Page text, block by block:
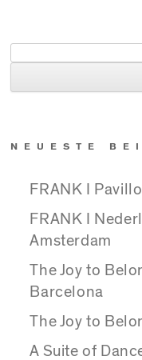
NEUESTE
FRANK I
FRANK I
Amsterdam
The Joy to
Barcelona
The Joy to
A Suite of